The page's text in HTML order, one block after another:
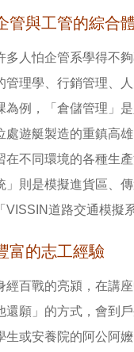
管與工管的綜合
多人怕企管系學得不
管理學、行銷管理、
為例，「倉儲管理」
處遊艇製造的重鎮高
在不同環境的各種生
」則是模擬進貨區、
「VISSIN道路交通模擬
富的志工經驗
經百戰的亮潁，在講
還願」的方式，會到
生或安養院的阿公阿